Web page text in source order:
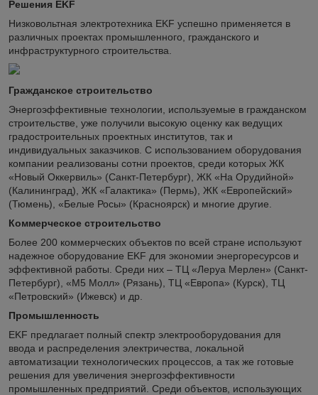
Решения EKF
Низковольтная электротехника EKF успешно применяется в
различных проектах промышленного, гражданского и
инфраструктурного строительства.
Гражданское строительство
Энергоэффективные технологии, используемые в гражданском
строительстве, уже получили высокую оценку как ведущих
градостроительных проектных институтов, так и
индивидуальных заказчиков. С использованием оборудования
компании реализованы сотни проектов, среди которых ЖК
«Новый Оккервиль» (Санкт-Петербург), ЖК «На Орудийной»
(Калининград), ЖК «Галактика» (Пермь), ЖК «Европейский»
(Тюмень), «Белые Росы» (Красноярск) и многие другие.
Коммерческое строительство
Более 200 коммерческих объектов по всей стране используют
надежное оборудование EKF для экономии энергоресурсов и
эффективной работы. Среди них – ТЦ «Леруа Мерлен» (Санкт-
Петербург), «М5 Молл» (Рязань), ТЦ «Европа» (Курск), ТЦ
«Петровский» (Ижевск) и др.
Промышленность
EKF предлагает полный спектр электрооборудования для
ввода и распределения электричества, локальной
автоматизации технологических процессов, а так же готовые
решения для увеличения энергоэффективности
промышленных предприятий. Среди объектов, использующих